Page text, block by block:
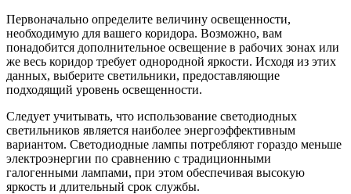
Первоначально определите величину освещенности,
необходимую для вашего коридора. Возможно, вам
понадобится дополнительное освещение в рабочих зонах или
же весь коридор требует однородной яркости. Исходя из этих
данных, выберите светильники, предоставляющие
подходящий уровень освещенности.
Следует учитывать, что использование светодиодных
светильников является наиболее энергоэффективным
вариантом. Светодиодные лампы потребляют гораздо меньше
электроэнергии по сравнению с традиционными
галогенными лампами, при этом обеспечивая высокую
яркость и длительный срок службы.